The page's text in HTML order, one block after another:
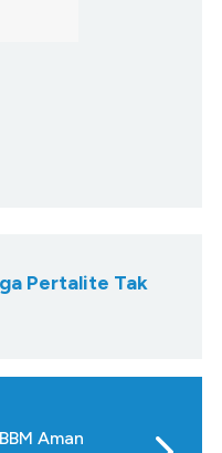
Pertalite Tak
Aman